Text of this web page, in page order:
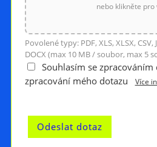
nebo klikněte pro
Povolené typy: PDF, XLS, XLSX, CSV,
DOCX (max 10 MB / soubor, max 5
Souhlasím se
zpracování mého dotazu
Více